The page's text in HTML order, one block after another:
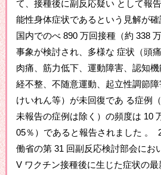
て、接種後に副反応疑い として報
能性身体症状であるという見解が
国内でのべ 890 万回接種（約 338
事象が検討され、多様な 症状（頭
肉痛、筋力低下、運動障害、認知
経不整、不随意運動、起立性調節障
けいれん等）が未回復であ る症例
未報告の症例は除く）の頻度は 10
05％）であると報告されました 。
働省の第 31 回副反応検討部会にお
V ワクチン接種後に生じた症状の